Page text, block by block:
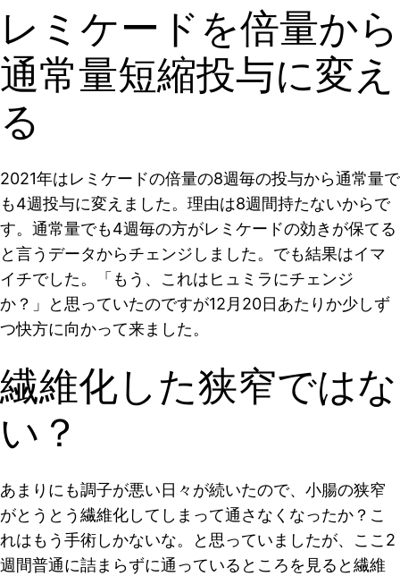
レミケードを倍量から
通常量短縮投与に変え
る
2021年はレミケードの倍量の8週毎の投与から通常量で
も4週投与に変えました。理由は8週間持たないからで
す。通常量でも4週毎の方がレミケードの効きが保てる
と言うデータからチェンジしました。でも結果はイマ
イチでした。「もう、これはヒュミラにチェンジ
か？」と思っていたのですが12月20日あたりか少しず
つ快方に向かって来ました。
繊維化した狭窄ではな
い？
あまりにも調子が悪い日々が続いたので、小腸の狭窄
がとうとう繊維化してしまって通さなくなったか？こ
れはもう手術しかないな。と思っていましたが、ここ2
週間普通に詰まらずに通っているところを見ると繊維